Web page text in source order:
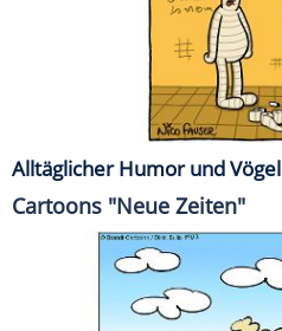
Alltäglicher Humor und Vögel
Cartoons "Neue Zeiten"